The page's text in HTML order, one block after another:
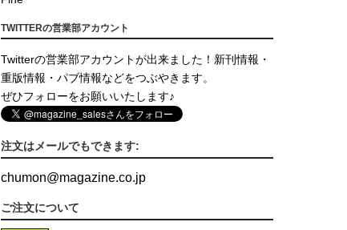
TWITTERの営業部アカウント
Twitterの営業部アカウントが出来ました！新刊情報・
重版情報・パブ情報などをつぶやきます。
ぜひフォローをお願いいたします♪
注文はメールでもできます:
chumon@magazine.co.jp
ご注文について